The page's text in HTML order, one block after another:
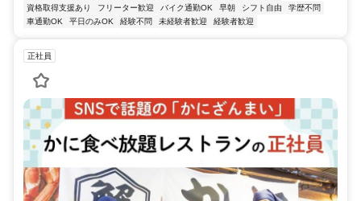
資格取得支援あり
フリーター歓迎 バイク通勤OK 早朝 シフト自由
学歴不問
車通勤OK
平日のみOK 経験不問 未経験者歓迎 経験者歓迎
正社員